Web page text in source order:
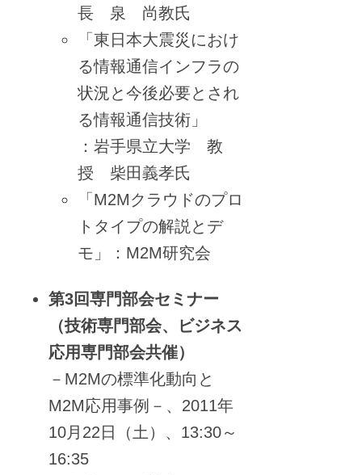
長 泉 尚教氏
「東日本大震災におけ
る情報通信インフラの
状況と今後必要とされ
る情報通信技術」
：岩手県立大学 教
授 柴田義孝氏
「M2Mクラウドのプロ
トタイプの解説とデ
モ」：M2M研究会
第3回専門部会セミナー
（技術専門部会、ビジネス
応用専門部会共催）
－M2Mの標準化動向と
M2M応用事例－、2011年
10月22日（土）、13:30～
16:35